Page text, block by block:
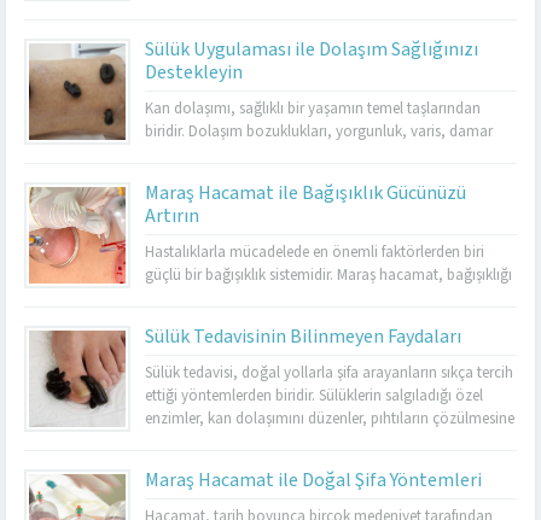
biridir. Hacamat uygulaması, kan dolaşımını hızlandırır,
kasları gevşetir ve stresin olumsuz etkilerini azaltır.
Özellikle kronik yorgunluk yaşayan kişilerde enerjiyi
artırarak yaşam...
Sülük Uygulaması ile Dolaşım Sağlığınızı
Destekleyin
Kan dolaşımı, sağlıklı bir yaşamın temel taşlarından
biridir. Dolaşım bozuklukları, yorgunluk, varis, damar
yöntem olarak öne çıkar. Kahramanmaraş’ta Dr. Cuma
Sabun Muayenehanesi, sülük tedavisinde tecrübeli ve
resmi izinli tek merkez olarak hizmet vermektedir. Burada
yapılan uygulamalar...
Maraş Hacamat ile Bağışıklık Gücünüzü
Artırın
Hastalıklarla mücadelede en önemli faktörlerden biri
güçlü bir bağışıklık sistemidir. Maraş hacamat, bağışıklığı
toksinlerden arındırır ve enfeksiyonlara karşı direnci artırır.
Kış aylarında sık görülen grip ve nezle gibi hastalıkların
etkilerini azaltmada da hacamatın faydaları
bilinmektedir. Ancak bu yöntemi...
Sülük Tedavisinin Bilinmeyen Faydaları
Sülük tedavisi, doğal yollarla şifa arayanların sıkça tercih
ettiği yöntemlerden biridir. Sülüklerin salgıladığı özel
enzimler, kan dolaşımını düzenler, pıhtıların çözülmesine
arayanlar için Dr. Cuma Sabun Muayenehanesi,
uzmanlığı ve resmi izinli olmasıyla öne çıkmaktadır.
Maraş Hacamat ile Doğal Şifa Yöntemleri